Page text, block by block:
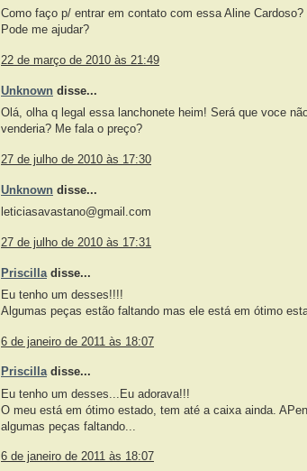
Como faço p/ entrar em contato com essa Aline Cardoso?
Pode me ajudar?
22 de março de 2010 às 21:49
Unknown disse...
Olá, olha q legal essa lanchonete heim! Será que voce
venderia? Me fala o preço?
27 de julho de 2010 às 17:30
Unknown disse...
leticiasavastano@gmail.com
27 de julho de 2010 às 17:31
Priscilla disse...
Eu tenho um desses!!!!
Algumas peças estão faltando mas ele está em ótimo
6 de janeiro de 2011 às 18:07
Priscilladisse...
Eu tenho um desses...Eu adorava!!!
O meu está em ótimo estado, tem até a caixa ainda.
algumas peças faltando...
6 de janeiro de 2011 às 18:07